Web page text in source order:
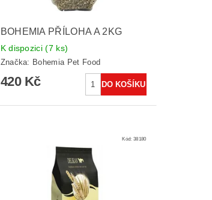
BOHEMIA PŘÍLOHA A 2KG
K dispozici(7 ks)
Značka: Bohemia Pet Food
420 Kč
Kód:38180